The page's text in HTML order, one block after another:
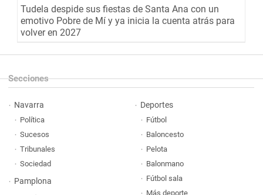
Tudela despide sus fiestas de Santa Ana con un
emotivo Pobre de Mí y ya inicia la cuenta atrás para
volver en 2027
Secciones
Navarra
Política
Sucesos
Tribunales
Sociedad
Pamplona
Deportes
Fútbol
Baloncesto
Pelota
Balonmano
Fútbol sala
Más deporte